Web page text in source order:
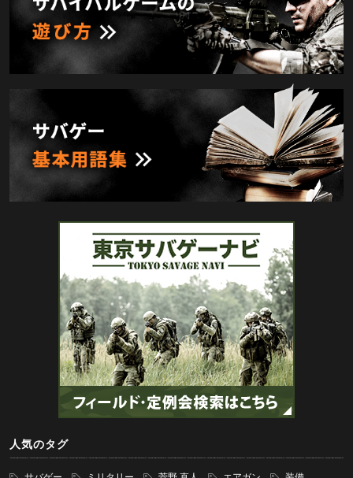
人気のタグ